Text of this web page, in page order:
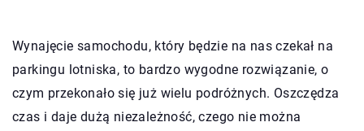
Wynajęcie samochodu, który będzie na nas czekał na
parkingu lotniska, to bardzo wygodne rozwiązanie, o
czym przekonało się już wielu podróżnych. Oszczędza
czas i daje dużą niezależność, czego nie można